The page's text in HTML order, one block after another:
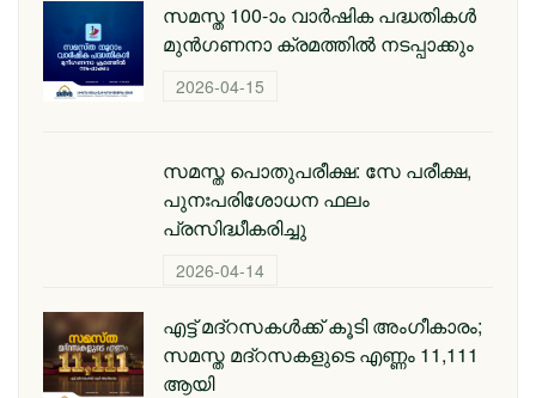
സമസ്ത 100-ാം വാര്‍ഷിക പദ്ധതികള്‍
മുന്‍ഗണനാ ക്രമത്തില്‍ നടപ്പാക്കും
2026-04-15
സമസ്ത പൊതുപരീക്ഷ: സേ പരീക്ഷ,
പുനഃപരിശോധന ഫലം
പ്രസിദ്ധീകരിച്ചു
2026-04-14
എട്ട് മദ്റസകള്‍ക്ക് കൂടി അംഗീകാരം;
സമസ്ത മദ്റസകളുടെ എണ്ണം 11,111
ആയി